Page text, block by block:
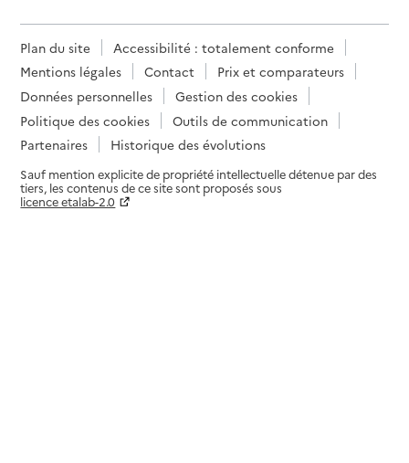
Plan du site
Accessibilité : totalement conforme
Mentions légales
Contact
Prix et comparateurs
Données personnelles
Gestion des cookies
Politique des cookies
Outils de communication
Partenaires
Historique des évolutions
Sauf mention explicite de propriété intellectuelle détenue par des
tiers, les contenus de ce site sont proposés sous
licence etalab-2.0